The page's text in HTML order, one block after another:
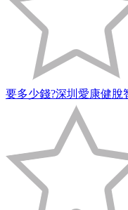
要多少錢?深圳愛康健脫